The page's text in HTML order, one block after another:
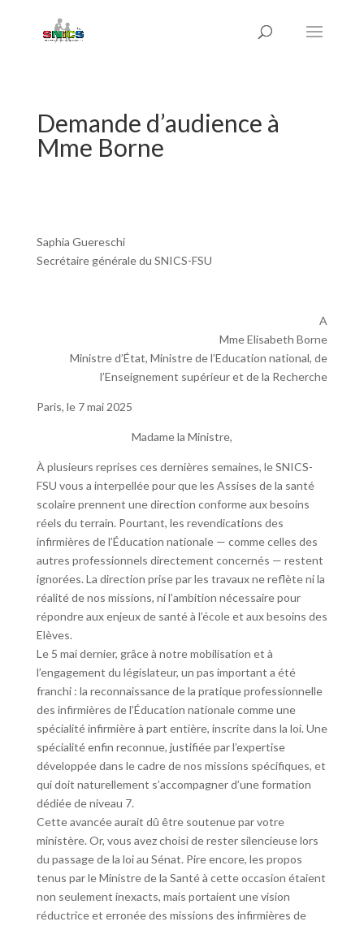
Demande d’audience à
Mme Borne
Saphia Guereschi
Secrétaire générale du SNICS-FSU
A
Mme Elisabeth Borne
Ministre d’État, Ministre de l’Education national, de
l’Enseignement supérieur et de la Recherche
Paris, le 7 mai 2025
Madame la Ministre,
À plusieurs reprises ces dernières semaines, le SNICS-
FSU vous a interpellée pour que les Assises de la santé
scolaire prennent une direction conforme aux besoins
réels du terrain. Pourtant, les revendications des
infirmières de l’Éducation nationale — comme celles des
autres professionnels directement concernés — restent
ignorées. La direction prise par les travaux ne reflète ni la
réalité de nos missions, ni l’ambition nécessaire pour
répondre aux enjeux de santé à l’école et aux besoins des
Elèves.
Le 5 mai dernier, grâce à notre mobilisation et à
l’engagement du législateur, un pas important a été
franchi : la reconnaissance de la pratique professionnelle
des infirmières de l’Éducation nationale comme une
spécialité infirmière à part entière, inscrite dans la loi. Une
spécialité enfin reconnue, justifiée par l’expertise
développée dans le cadre de nos missions spécifiques, et
qui doit naturellement s’accompagner d’une formation
dédiée de niveau 7.
Cette avancée aurait dû être soutenue par votre
ministère. Or, vous avez choisi de rester silencieuse lors
du passage de la loi au Sénat. Pire encore, les propos
tenus par le Ministre de la Santé à cette occasion étaient
non seulement inexacts, mais portaient une vision
réductrice et erronée des missions des infirmières de